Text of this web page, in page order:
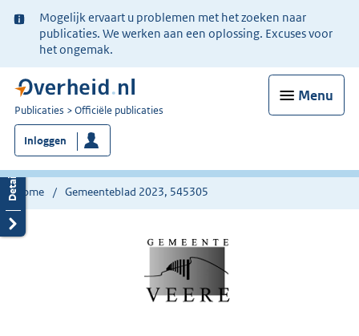
Ter
informatie:
Mogelijk ervaart u problemen met het zoeken naar
publicaties. We werken aan een oplossing. Excuses voor
het ongemak.
Menu
U
bent
nu
hier:
Publicaties Officiële publicaties
Inloggen
Home Gemeenteblad 2023, 545305